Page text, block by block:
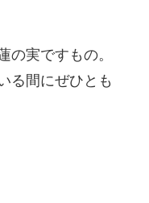
の実ですもの。
る間にぜひとも